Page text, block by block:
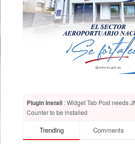
Plugin Install : Widget Tab Post needs
Counter to be installed
Trending Comments